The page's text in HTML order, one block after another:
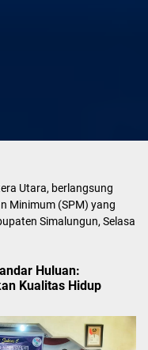
Utara, berlangsung
Minimum (SPM) yang
Simalungun, Selasa
Huluan:
Kualitas Hidup